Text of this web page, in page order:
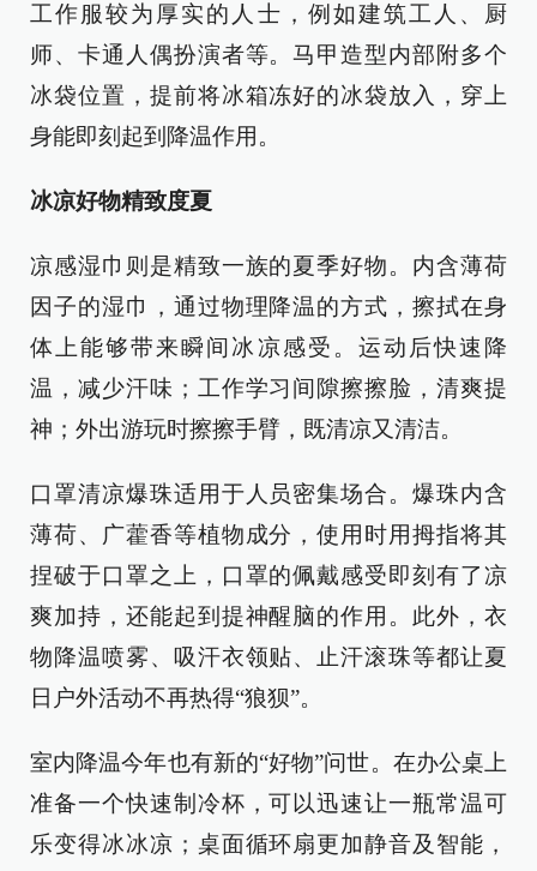
工作服较为厚实的人士，例如建筑工人、厨
师、卡通人偶扮演者等。马甲造型内部附多个
冰袋位置，提前将冰箱冻好的冰袋放入，穿上
身能即刻起到降温作用。
冰凉好物精致度夏
凉感湿巾则是精致一族的夏季好物。内含薄荷
因子的湿巾，通过物理降温的方式，擦拭在身
体上能够带来瞬间冰凉感受。运动后快速降
温，减少汗味；工作学习间隙擦擦脸，清爽提
神；外出游玩时擦擦手臂，既清凉又清洁。
口罩清凉爆珠适用于人员密集场合。爆珠内含
薄荷、广藿香等植物成分，使用时用拇指将其
捏破于口罩之上，口罩的佩戴感受即刻有了凉
爽加持，还能起到提神醒脑的作用。此外，衣
物降温喷雾、吸汗衣领贴、止汗滚珠等都让夏
日户外活动不再热得“狼狈”。
室内降温今年也有新的“好物”问世。在办公桌上
准备一个快速制冷杯，可以迅速让一瓶常温可
乐变得冰冰凉；桌面循环扇更加静音及智能，